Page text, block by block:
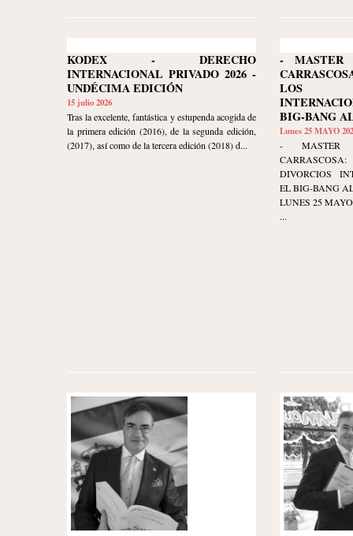
KODEX - DERECHO
INTERNACIONAL PRIVADO 2026 -
UNDÉCIMA EDICIÓN
15 julio 2026
Tras la excelente, fantástica y estupenda acogida de
la primera edición (2016), de la segunda edición,
(2017), así como de la tercera edición (2018) d...
- MASTER
LOS
BIG-BANG
Lunes 25 MAYO
- MASTER
DIVORCIOS
EL BIG-BANG
LUNES 25 MAYO
...